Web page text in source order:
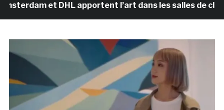
et DHL apportent l’art dans les salles de classe